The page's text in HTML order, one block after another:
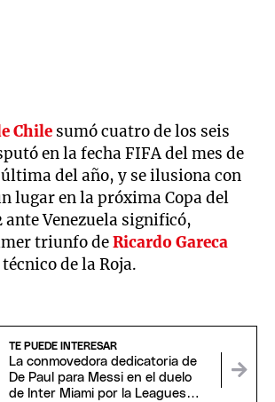
Chile sumó cuatro de los seis
en la fecha FIFA del mes de
del año, y se ilusiona con
lugar en la próxima Copa del
Venezuela significó,
triunfo deRicardo Gareca
de la Roja.
TE PUEDE INTERESAR
La conmovedora dedicatoria de
De Paul para Messi en el duelo
de Inter Miami por la Leagues